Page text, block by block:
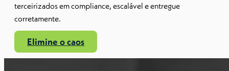
terceirizados em compliance, escalável e entregue
corretamente.
Elimine o caos